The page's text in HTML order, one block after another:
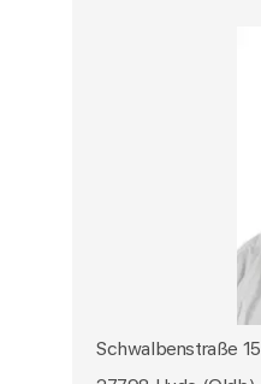
Schwalbenstraße 15